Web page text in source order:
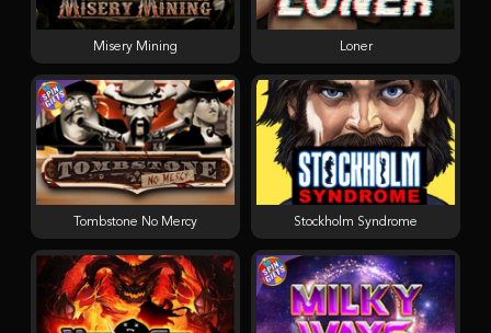
Stockholm Syndrome
Loner
Tombstone No Mercy
Misery Mining